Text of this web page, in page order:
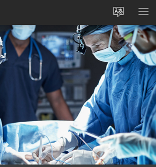
Taal
site
wijzigen